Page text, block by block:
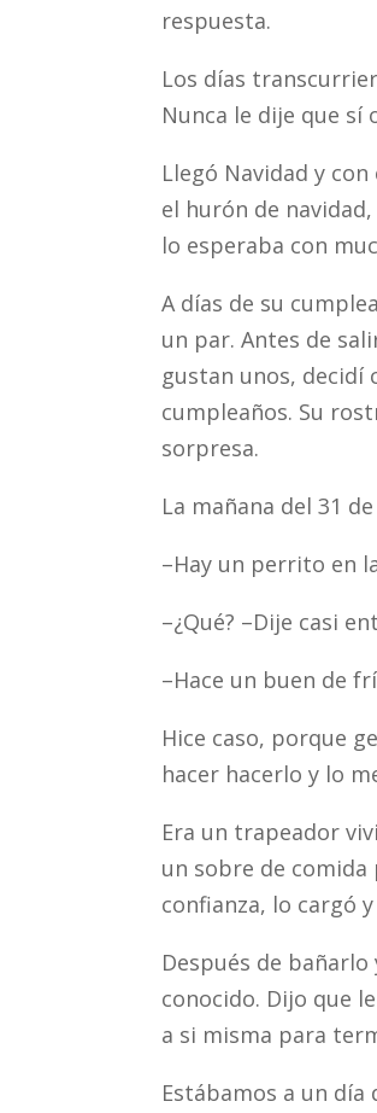
respuesta.
Los días
Nunca le dije que sí
Llegó Navidad y
el hurón de
lo esperaba con
A días de su
un par. Antes de
gustan unos, decidí
cumpleaños. Su
sorpresa.
La mañana del 31
–Hay un perrito en
–¿Qué? –Dije casi
–Hace un buen de
Hice caso, porque
hacer hacerlo y lo
Era un trapeador
un sobre de comida
confianza, lo cargó
Después de
conocido. Dijo que
a si misma para
Estábamos a un